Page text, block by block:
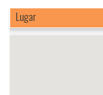
Lugar